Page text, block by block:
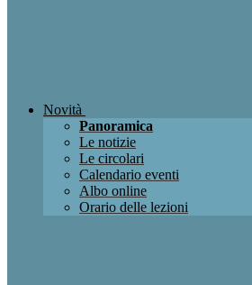
Novità
Panoramica
Le notizie
Le circolari
Calendario eventi
Albo online
Orario delle lezioni